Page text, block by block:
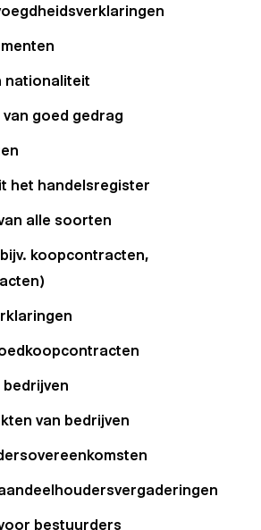
nationaliteit
goed gedrag
het handelsregister
alle soorten
koopcontracten,
van bedrijven
bestuurders